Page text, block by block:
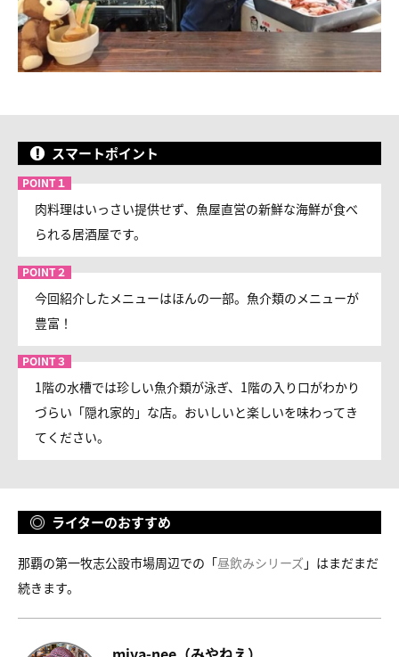
スマートポイント
肉料理はいっさい提供せず、魚屋直営の新鮮な海鮮が食べ
られる居酒屋です。
今回紹介したメニューはほんの一部。魚介類のメニューが
豊富！
1階の水槽では珍しい魚介類が泳ぎ、1階の入り口がわかり
づらい「隠れ家的」な店。おいしいと楽しいを味わってき
てください。
ライターのおすすめ
那覇の第一牧志公設市場周辺での「昼飲みシリーズ 」はまだまだ
続きます。